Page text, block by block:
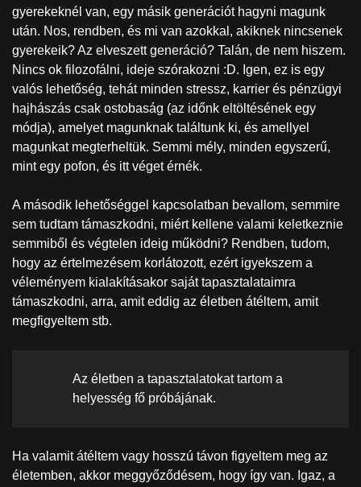
gyerekeknél van, egy másik generációt hagyni magunk
után. Nos, rendben, és mi van azokkal, akiknek nincsenek
gyerekeik? Az elveszett generáció? Talán, de nem hiszem.
Nincs ok filozofálni, ideje szórakozni :D. Igen, ez is egy
valós lehetőség, tehát minden stressz, karrier és pénzügyi
hajhászás csak ostobaság (az időnk eltöltésének egy
módja), amelyet magunknak találtunk ki, és amellyel
magunkat megterheltük. Semmi mély, minden egyszerű,
mint egy pofon, és itt véget érnék.
A második lehetőséggel kapcsolatban bevallom, semmire
sem tudtam támaszkodni, miért kellene valami keletkeznie
semmiből és végtelen ideig működni? Rendben, tudom,
hogy az értelmezésem korlátozott, ezért igyekszem a
véleményem kialakításakor saját tapasztalataimra
támaszkodni, arra, amit eddig az életben átéltem, amit
megfigyeltem stb.
Az életben a tapasztalatokat tartom a
helyesség fő próbájának.
Ha valamit átéltem vagy hosszú távon figyeltem meg az
életemben, akkor meggyőződésem, hogy így van. Igaz, a